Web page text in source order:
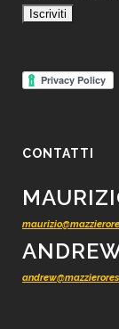
CONTATTI